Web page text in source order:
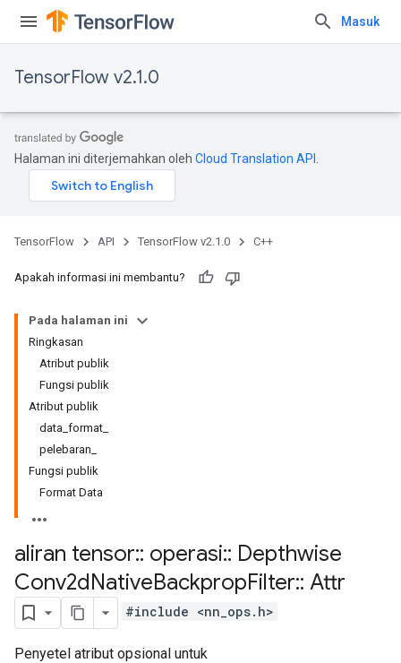
Masuk
TensorFlow v2.1.0
Halaman ini diterjemahkan oleh Cloud Translation API
TensorFlow API TensorFlow v2.1.0 C++
Apakah informasi ini membantu?
Pada halaman ini
Ringkasan
Atribut publik
Fungsi publik
Atribut publik
data_format_
pelebaran_
Fungsi publik
Format Data
aliran tensor:: operasi:: Depthwise
Conv2dNativeBackpropFilter:: Attr
#include <nn_ops.h>
Penyetel atribut opsional untuk